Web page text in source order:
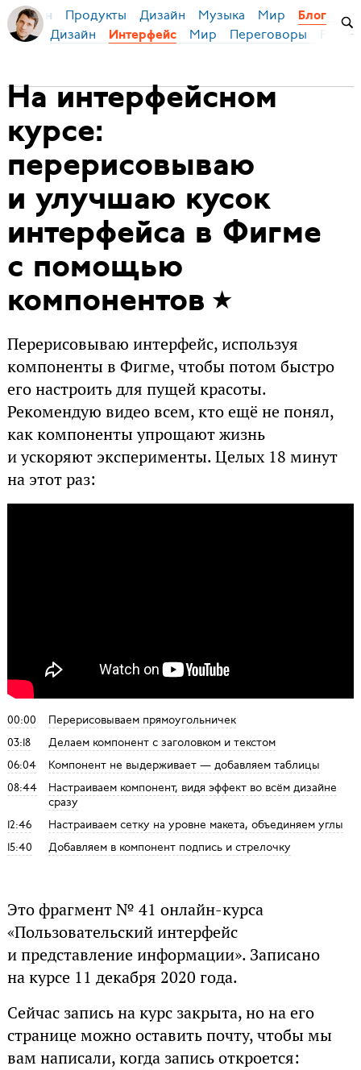
Бирман Продукты Дизайн Музыка Мир Блог
Дизайн Интерфейс Мир Переговоры
На интерфейсном
курсе:
перерисовываю
и улучшаю кусок
интерфейса в Фигме
с помощью
компонентов
Перерисовываю интерфейс, используя
компоненты в Фигме, чтобы потом быстро
его настроить для пущей красоты.
Рекомендую видео всем, кто ещё не понял,
как компоненты упрощают жизнь
и ускоряют эксперименты. Целых 18 минут
на этот раз:
00:00
Перерисовываем прямоугольничек
03:18
Делаем компонент с заголовком и текстом
06:04
Компонент не выдерживает — добавляем таблицы
08:44
Настраиваем компонент, видя эффект во всём дизайне
сразу
12:46
Настраиваем сетку на уровне макета, объединяем углы
15:40
Добавляем в компонент подпись и стрелочку
Это фрагмент № 41 онлайн-курса
«Пользовательский интерфейс
и представление информации». Записано
на курсе 11 декабря 2020 года.
Сейчас запись на курс закрыта, но на его
странице можно оставить почту, чтобы мы
вам написали, когда запись откроется: